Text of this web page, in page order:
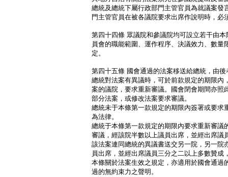
總統及總統下屬行政部門主管官員為就議案發
門主管官員在被各議院要求出席作說明時，必
第四十四條 眾議院和參議院均可設立若干由
員會的職能範圍、運作程序、決議效力、數量
定。
第四十五條 國會通過的法案移送給總統，由
總統對法案有異議時，可於前款規定的期限內
案的議院，要求重新審議。國會閉會期間亦照
部分法案，或修改法案要求審議。
總統未于本條第一款規定的期限內簽署或要求
為法律。
總統于本條第一款規定的期限內要求重新審議
審議，經該院半數以上議員出席，並經出席議
該法案連同總統的異議書送交另一院，另一院
員出席，並經出席議員三分之二以上多數贊成
本條關於法案生效之規定，亦適用於國會通過
過的無約束力之聲明。